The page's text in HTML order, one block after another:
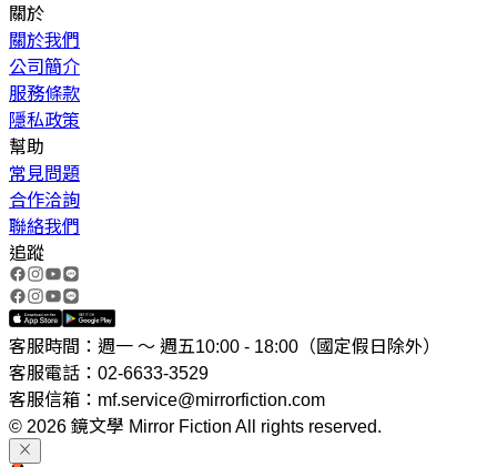
關於
關於我們
公司簡介
服務條款
隱私政策
幫助
常見問題
合作洽詢
聯絡我們
追蹤
客服時間：週一 ～ 週五10:00 - 18:00（國定假日除外）
客服電話：02-6633-3529
客服信箱：mf.service@mirrorfiction.com
© 2026 鏡文學 Mirror Fiction All rights reserved.